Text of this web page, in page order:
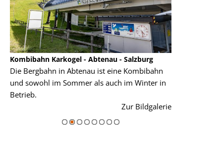
Kombibahn Karkogel - Abtenau - Salzburg
Die Bergbahn in Abtenau ist eine Kombibahn
und sowohl im Sommer als auch im Winter in
Betrieb.
Zur Bildgalerie